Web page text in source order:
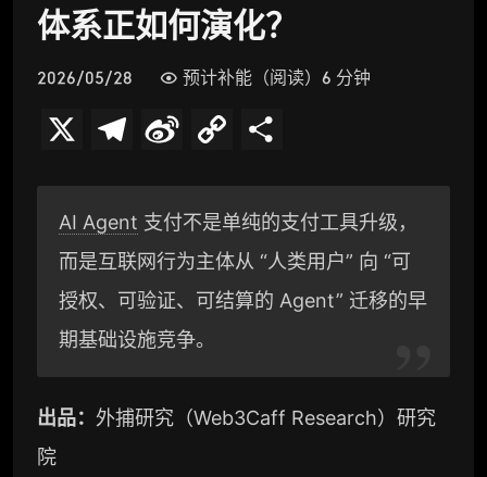
体系正如何演化？
2026/05/28 预计补能（阅读）6 分钟
l
e
g
r
a
m
n
a
W
e
i
b
p
y
L
n
k
AI Agent 支付不是单纯的支付工具升级，
而是互联网行为主体从 “人类用户” 向 “可
授权、可验证、可结算的 Agent” 迁移的早
期基础设施竞争。
出品： 外捕研究（Web3Caff Research）研究
院